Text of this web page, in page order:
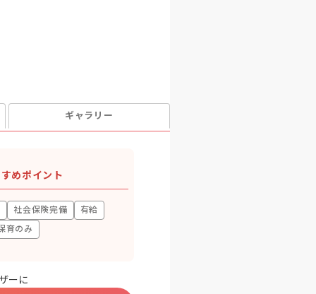
ギャラリー
めポイント
社会保険完備
有給
育のみ
ーに